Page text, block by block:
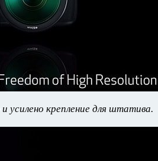
усилено крепление для штатива.